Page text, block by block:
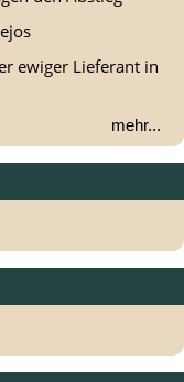
ewiger Lieferant in
mehr...